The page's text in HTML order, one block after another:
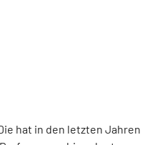
hat in den letzten Jahren